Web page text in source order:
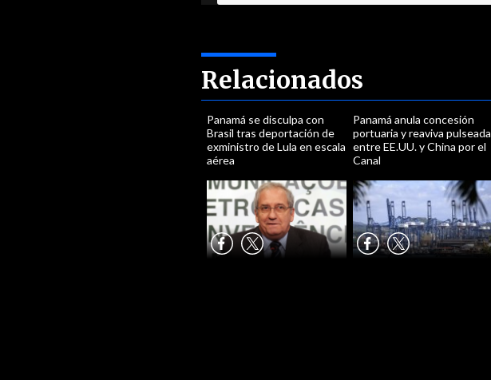
Relacionados
Panamá se disculpa con
Brasil tras deportación de
exministro de Lula en escala
aérea
Panamá anula concesión
portuaria y reaviva pulseada
entre EE.UU. y China por el
Canal